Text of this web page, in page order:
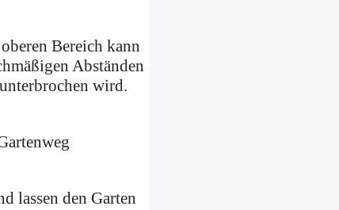
Bereich kann
Abständen
wird.
lassen den Garten